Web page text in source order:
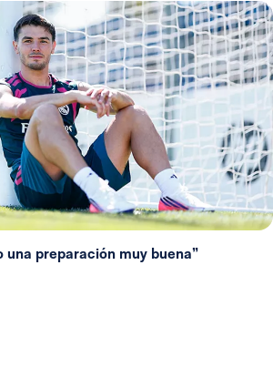
una preparación muy buena”